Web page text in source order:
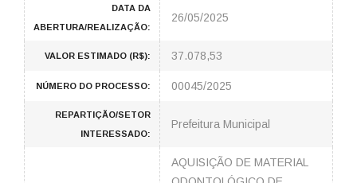
DATA DA
ABERTURA/REALIZAÇÃO:
26/05/2025
VALOR ESTIMADO (R$): 37.078,53
NÚMERO DO PROCESSO: 00045/2025
REPARTIÇÃO/SETOR
INTERESSADO:
Prefeitura Municipal
AQUISIÇÃO DE MATERIAL